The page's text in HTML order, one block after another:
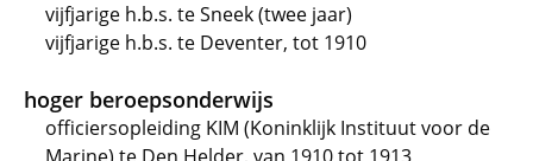
vijfjarige h.b.s. te Sneek (twee jaar)
vijfjarige h.b.s. te Deventer, tot 1910
hoger beroepsonderwijs
officiersopleiding KIM (Koninklijk Instituut voor de